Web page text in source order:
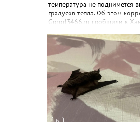
температура не поднимется
градусов тепла. Об этом
Gorod3466.ru сообщили в
Нижневартовске ожидается
погода, иногда будут
период временами также
дождь. Сильные дожди
ночью 9 и 11 августа.
период составит ночью +9,
днем - +14, +19", - рассказали
Ранее Gorod3466.ru сообщал,
августа на юге ХМАО
дожди и грозы.